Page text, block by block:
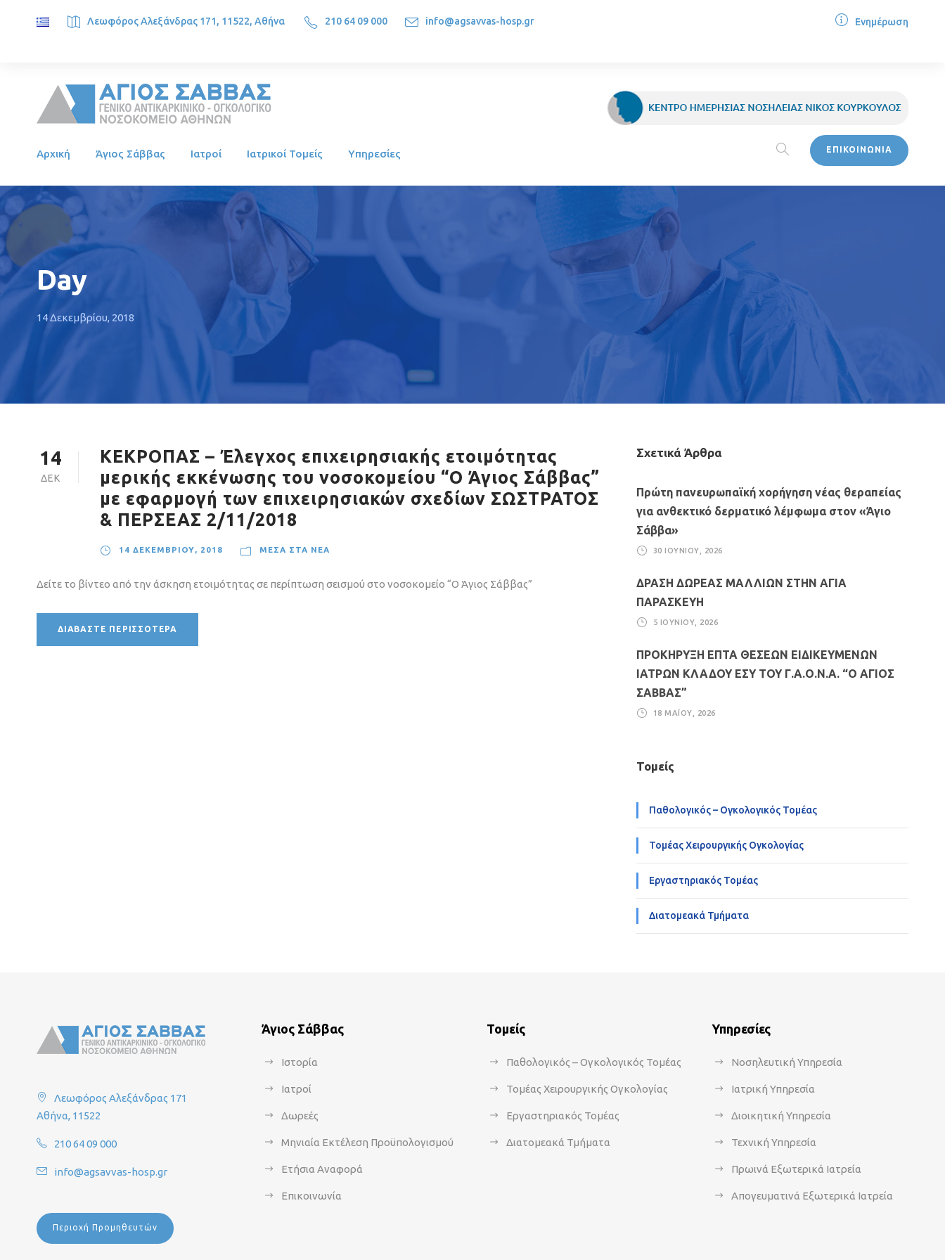
Λεωφόρος Αλεξάνδρας 171, 11522, Αθήνα 210 64 09 000 info@agsavvas-hosp.gr Ενημέρωση
Αρχική Άγιος Σάββας Ιατροί Ιατρικοί Τομείς Υπηρεσίες ΕΠΙΚΟΙΝΩΝΙΑ
Day
14 Δεκεμβρίου, 2018
14
ΔΕΚ
ΚΕΚΡΟΠΑΣ – Έλεγχος επιχειρησιακής ετοιμότητας
μερικής εκκένωσης του νοσοκομείου “Ο Άγιος Σάββας”
με εφαρμογή των επιχειρησιακών σχεδίων ΣΩΣΤΡΑΤΟΣ
& ΠΕΡΣΕΑΣ 2/11/2018
14 ΔΕΚΕΜΒΡΊΟΥ, 2018 ΜΈΣΑ ΣΤΑ ΝΈΑ
Δείτε το βίντεο από την άσκηση ετοιμότητας σε περίπτωση σεισμού στο νοσοκομείο “Ο Άγιος Σάββας”
ΔΙΑΒΆΣΤΕ ΠΕΡΙΣΣΌΤΕΡΑ
Σχετικά Άρθρα
Πρώτη πανευρωπαϊκή χορήγηση νέας θεραπείας
για ανθεκτικό δερματικό λέμφωμα στον «Άγιο
Σάββα»
30 ΙΟΥΝΊΟΥ, 2026
ΔΡΑΣΗ ΔΩΡΕΑΣ ΜΑΛΛΙΩΝ ΣΤΗΝ ΑΓΙΑ
ΠΑΡΑΣΚΕΥΗ
5 ΙΟΥΝΊΟΥ, 2026
ΠΡΟΚΗΡΥΞΗ ΕΠΤΑ ΘΕΣΕΩΝ ΕΙΔΙΚΕΥΜΕΝΩΝ
ΙΑΤΡΩΝ ΚΛΑΔΟΥ ΕΣΥ ΤΟΥ Γ.Α.Ο.Ν.Α. “Ο ΑΓΙΟΣ
ΣΑΒΒΑΣ”
18 ΜΑΪ́ΟΥ, 2026
Τομείς
Παθολογικός – Ογκολογικός Τομέας
Τομέας Χειρουργικής Ογκολογίας
Εργαστηριακός Τομέας
Διατομεακά Τμήματα
Λεωφόρος Αλεξάνδρας 171
Αθήνα, 11522
210 64 09 000
info@agsavvas-hosp.gr
Περιοχή Προμηθευτών
Άγιος Σάββας
Ιστορία
Ιατροί
Δωρεές
Μηνιαία Εκτέλεση Προϋπολογισμού
Ετήσια Αναφορά
Επικοινωνία
Τομείς
Παθολογικός – Ογκολογικός Τομέας
Τομέας Χειρουργικής Ογκολογίας
Εργαστηριακός Τομέας
Διατομεακά Τμήματα
Υπηρεσίες
Νοσηλευτική Υπηρεσία
Ιατρική Υπηρεσία
Διοικητική Υπηρεσία
Τεχνική Υπηρεσία
Πρωινά Εξωτερικά Ιατρεία
Απογευματινά Εξωτερικά Ιατρεία